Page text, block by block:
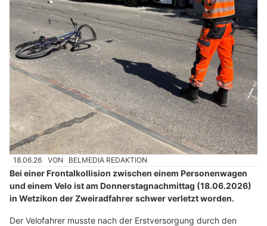
18.06.26 VON BELMEDIA REDAKTION
Bei einer Frontalkollision zwischen einem Personenwagen
und einem Velo ist am Donnerstagnachmittag (18.06.2026)
in Wetzikon der Zweiradfahrer schwer verletzt worden.
Der Velofahrer musste nach der Erstversorgung durch den